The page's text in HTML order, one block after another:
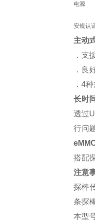
电源
安规认
主动
．支
．良
．4
长时
透过
行问
搭配
注意
探棒
条探
本型